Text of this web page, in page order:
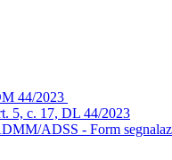
44/2023
5, c. 17, DL 44/2023
ADSS - Form